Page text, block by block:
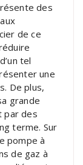
des
de ce
tel
une
De plus,
grande
par des
terme. Sur
pompe à
de gaz à